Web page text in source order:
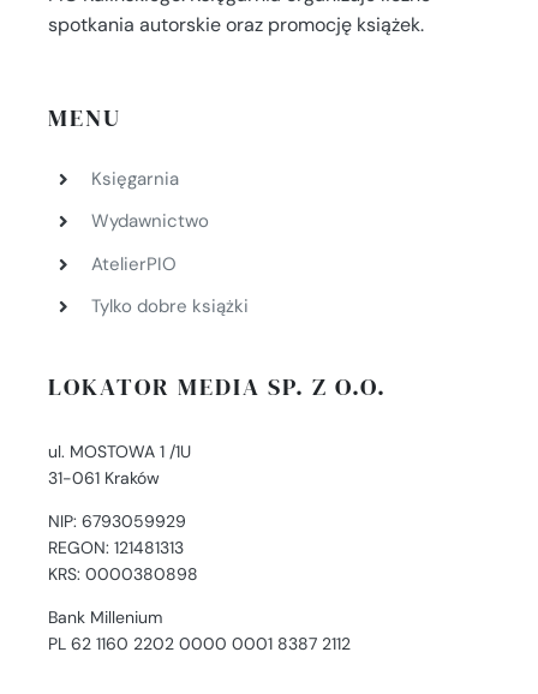
spotkania autorskie oraz promocję książek.
MENU
Księgarnia
Wydawnictwo
AtelierPIO
Tylko dobre książki
LOKATOR MEDIA SP. Z O.O.
ul. MOSTOWA 1 /1U
31-061 Kraków
NIP: 6793059929
REGON: 121481313
KRS: 0000380898
Bank Millenium
PL 62 1160 2202 0000 0001 8387 2112